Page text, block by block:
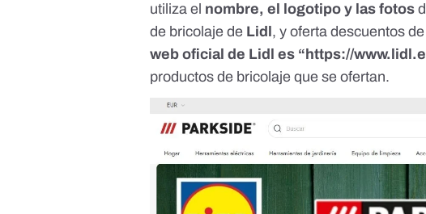
utiliza el nombre, el logotipo y las fotos
de bricolaje de Lidl , y oferta descuentos
web oficial de Lidl es “ https://
productos de bricolaje que se ofertan.